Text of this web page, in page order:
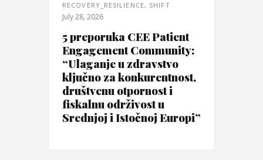
RECOVERY_RESILIENCE, SHIFT
July 28, 2026
5 preporuka CEE Patient
Engagement Community:
“Ulaganje u zdravstvo
ključno za konkurentnost,
društvenu otpornost i
fiskalnu održivost u
Srednjoj i Istočnoj Europi”